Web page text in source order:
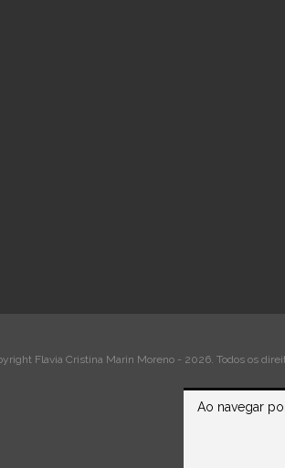
Ao navegar
Flavia Cristina Marin Moreno - 2026. Todos os